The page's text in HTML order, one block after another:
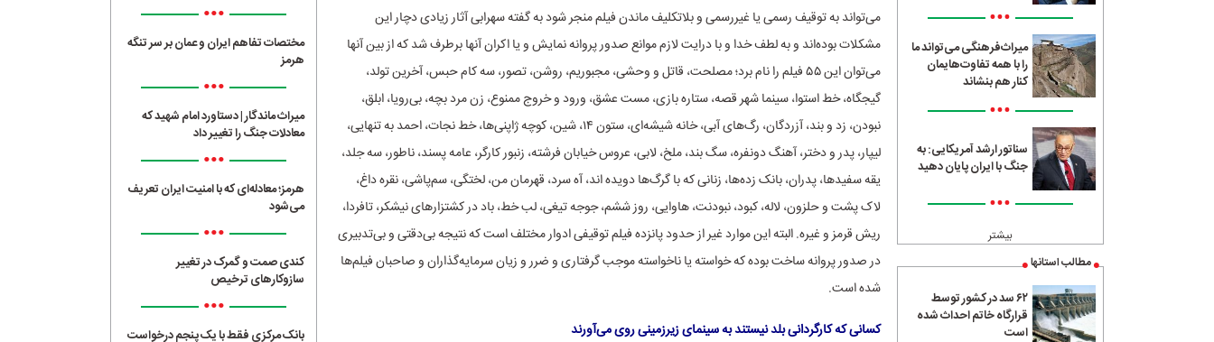
•••
میراث‌فرهنگی می‌تواند ما
را با همه تفاوت‌هایمان
کنار هم بنشاند
•••
سناتور ارشد آمریکایی: به
جنگ با ایران پایان دهید
•••
بیشتر
مطالب استانها
۶۲ سد در کشور توسط
قرارگاه خاتم احداث شده
است
می‌تواند به توقیف رسمی یا غیررسمی و بلاتکلیف ماندن فیلم منجر شود به گفته سهرابی آثار زیادی دچار این
مشکلات بوده‌اند و به لطف خدا و با درایت لازم موانع صدور پروانه نمایش و یا اکران آنها برطرف شد که از بین آنها
می‌توان این ۵۵ فیلم را نام برد؛ مصلحت، قاتل و وحشی، مجبوریم، روشن، تصور، سه کام حبس، آخرین تولد،
گیجگاه، خط استوا، سینما شهر قصه، ستاره بازی، مست عشق، ورود و خروج ممنوع، زن مرد بچه، بی‌رویا، ابلق،
نبودن، زد و بند، آزردگان، رگ‌های آبی، خانه شیشه‌ای، ستون ۱۴، شین، کوچه ژاپنی‌ها، خط نجات، احمد به تنهایی،
لیپار، پدر و دختر، آهنگ دونفره، سگ بند، ملخ، لابی، عروس خیابان فرشته، زنبور کارگر، عامه پسند، ناطور، سه جلد،
یقه سفیدها، پدران، بانک زده‌ها، زنانی که با گرگ‌ها دویده اند، آه سرد، قهرمان من، لختگی، سم‌پاشی، نقره داغ،
لاک پشت و حلزون، لاله، کبود، نبودنت، هاوایی، روز ششم، جوجه تیغی، لب خط، باد در کشتزارهای نیشکر، تافردا،
ریش قرمز و غیره. البته این موارد غیر از حدود پانزده فیلم توقیفی ادوار مختلف است که نتیجه بی‌دقتی و بی‌تدبیری
در صدور پروانه ساخت بوده که خواسته یا ناخواسته موجب گرفتاری و ضرر و زیان سرمایه‌گذاران و صاحبان فیلم‌ها
شده است.
کسانی که کارگردانی بلد نیستند به سینمای زیرزمینی روی می‌آورند
•••
مختصات تفاهم ایران و عمان بر سر تنگه
هرمز
•••
میراث ماندگار | دستاورد امام شهید که
معادلات جنگ را تغییر داد
•••
هرمز؛ معادله‌ای که با امنیت ایران تعریف
می‌شود
•••
کندی صمت و گمرک در تغییر
سازوکارهای ترخیص
•••
بانک مرکزی فقط با یک‌ پنجم درخواست